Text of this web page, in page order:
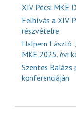
XIV. Pécsi MKE
Felhívás a XIV.
részvételre
Halpern László
MKE 2025. évi
Szentes Balázs
konferenciáján